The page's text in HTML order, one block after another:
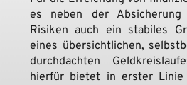
es neben der Absicherung
Risiken auch ein stabiles
eines übersichtlichen,
durchdachten
hierfür bietet in erster Linie